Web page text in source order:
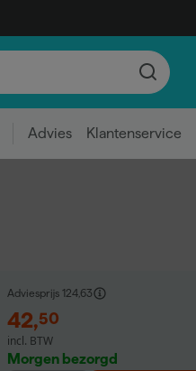
Advies Klantenservice
Adviesprijs 124,63
42,50
incl. BTW
Morgen bezorgd